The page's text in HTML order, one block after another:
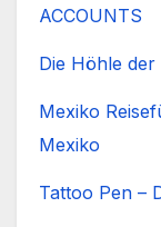
ACCOUNTS
Die Höhle
Mexiko
Mexiko
Tattoo Pen –